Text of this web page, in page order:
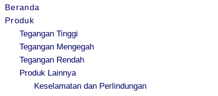
Beranda
Produk
Tegangan Tinggi
Tegangan Mengegah
Tegangan Rendah
Produk Lainnya
Keselamatan dan Perlindungan